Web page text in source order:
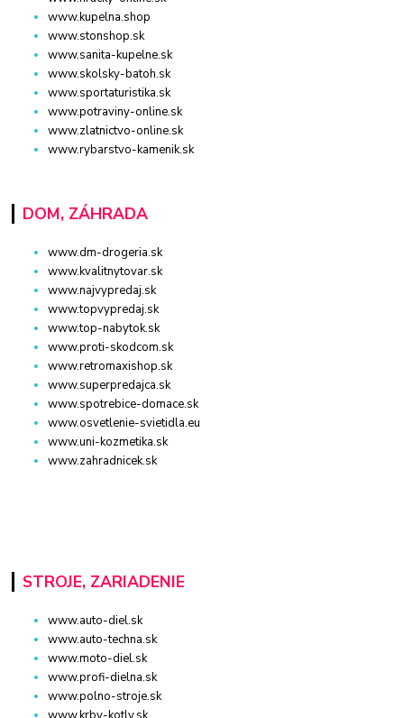
www.kupelna.shop
www.stonshop.sk
www.sanita-kupelne.sk
www.skolsky-batoh.sk
www.sportaturistika.sk
www.potraviny-online.sk
www.zlatnictvo-online.sk
www.rybarstvo-kamenik.sk
DOM, ZÁHRADA
www.dm-drogeria.sk
www.kvalitnytovar.sk
www.najvypredaj.sk
www.topvypredaj.sk
www.top-nabytok.sk
www.proti-skodcom.sk
www.retromaxishop.sk
www.superpredajca.sk
www.spotrebice-domace.sk
www.osvetlenie-svietidla.eu
www.uni-kozmetika.sk
www.zahradnicek.sk
STROJE, ZARIADENIE
www.auto-diel.sk
www.auto-techna.sk
www.moto-diel.sk
www.profi-dielna.sk
www.polno-stroje.sk